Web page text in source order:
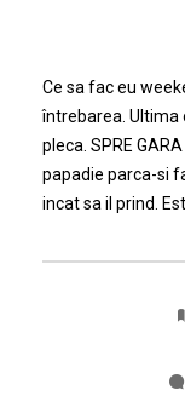
Ce sa fac eu
întrebarea. Ultima
pleca. SPRE
papadie parca-si
incat sa il prind.